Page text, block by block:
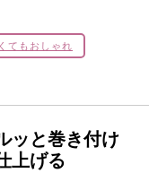
てもおしゃれ
ッと巻き付け
上げる